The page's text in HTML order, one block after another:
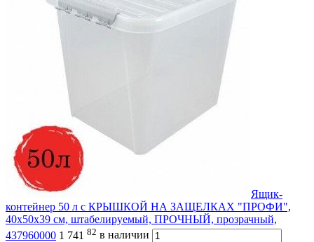
Ящик-
контейнер 50 л с КРЫШКОЙ НА ЗАЩЕЛКАХ "ПРОФИ",
40х50х39 см, штабелируемый, ПРОЧНЫЙ, прозрачный,
437960000 1 741 82 в наличии